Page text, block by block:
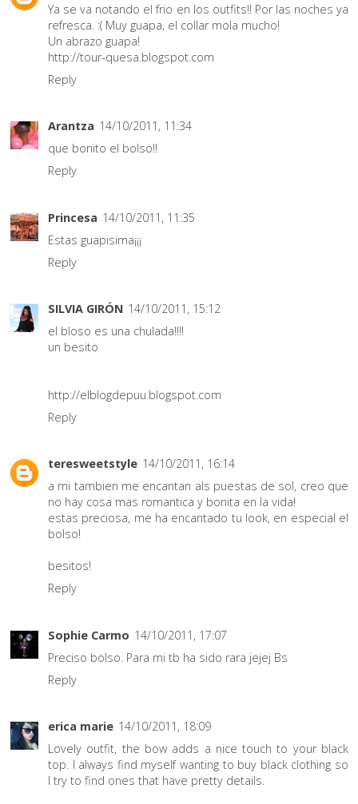
Ya se va notando el frio en los outfits!! Por las noches ya
refresca. :( Muy guapa, el collar mola mucho!
Un abrazo guapa!
http://tour-quesa.blogspot.com
Reply
Arantza 14/10/2011, 11:34
que bonito el bolso!!
Reply
Princesa 14/10/2011, 11:35
Estas guapisima¡¡¡
Reply
SILVIA GIRÓN 14/10/2011, 15:12
el bloso es una chulada!!!!
un besito
http://elblogdepuu.blogspot.com
Reply
teresweetstyle 14/10/2011, 16:14
a mi tambien me encantan als puestas de sol, creo que
no hay cosa mas romantica y bonita en la vida!
estas preciosa, me ha encantado tu look, en especial el
bolso!
besitos!
Reply
Sophie Carmo 14/10/2011, 17:07
Preciso bolso. Para mi tb ha sido rara jejej Bs
Reply
erica marie 14/10/2011, 18:09
Lovely outfit, the bow adds a nice touch to your black
top. I always find myself wanting to buy black clothing so
I try to find ones that have pretty details.